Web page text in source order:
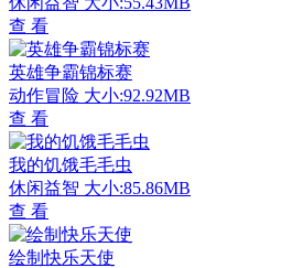
查 看
英雄争霸锦标赛
动作冒险 大小:92.92MB
查 看
我的饥饿毛毛虫
休闲益智 大小:85.86MB
查 看
绘制快乐天使